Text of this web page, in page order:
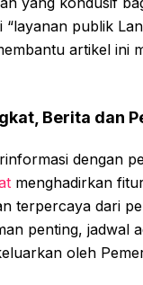
publik
artikel ini
Berita dan
dengan
menghadirkan
terpercaya dari
penting, jadwal
oleh